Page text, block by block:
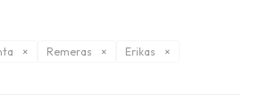
Remeras
Erikas